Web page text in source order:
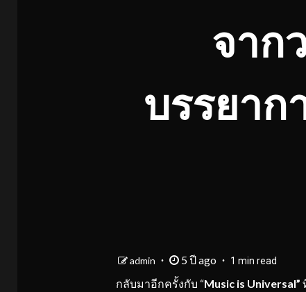
จาก
บรรยา
admin 5 ปี ago 1 min read
กลับมาอีกครั้งกับ “Music is Universal”